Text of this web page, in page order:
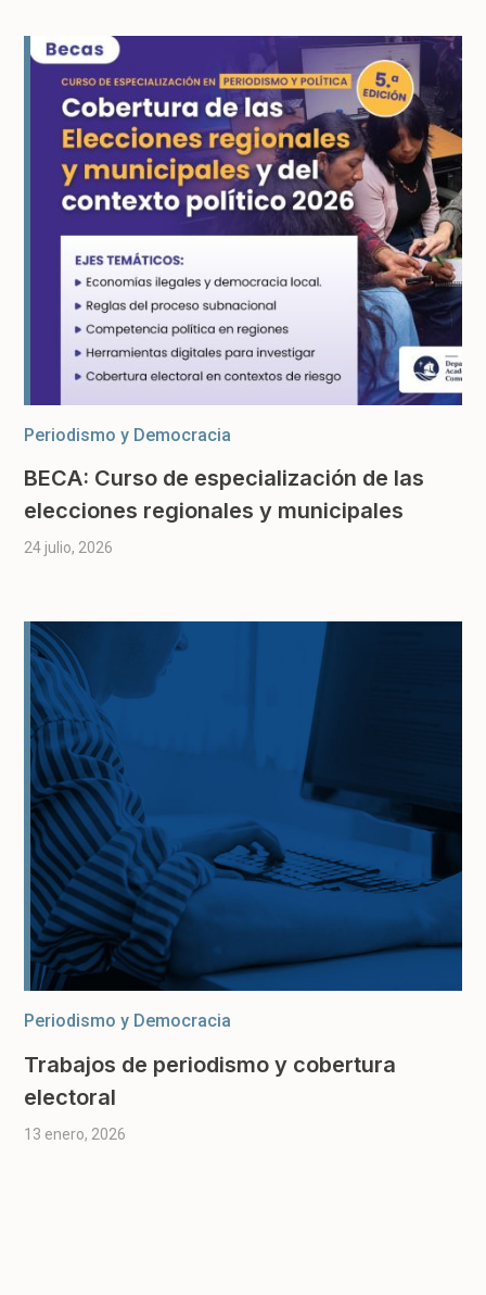
Periodismo y Democracia
BECA: Curso de especialización de las
elecciones regionales y municipales
24 julio, 2026
Periodismo y Democracia
Trabajos de periodismo y cobertura
electoral
13 enero, 2026